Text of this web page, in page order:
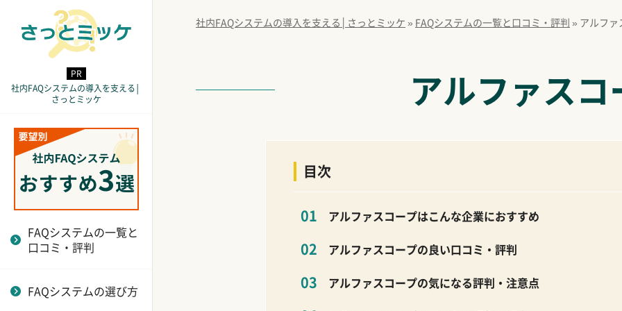
社内FAQシステムの導入を支える│
さっとミッケ
FAQシステムの一覧と
口コミ・評判
FAQPlus
FastAnswer
さっとFAQ
ヘルプドッグ
ふれあいコンシェルジ
FAQシステムの選び方
FAQシステムの選び方
と重要ポイント
検索機能の精度が高い
か
FAQシステムはメンテ
ナンス性が重要！運用
の手間を減らす選び方
FAQシステムのAPI連
向け
コールセンター向け
社内バックオフィス向
け
インフラ業界
ヘルスケア業界
建設業界
交通機関
不動産業界
ムの違い
FAQシステムの失敗例
と成功例
FAQシステムとチャッ
トボットの違い
FAQシステムのセキュ
FAQシステムの運用体
分析機能
社内FAQシステムの導入を支える│さっとミッケ » FAQシステムの一覧と口コミ・評判 » アルファ
アルファスコ
目次
アルファスコープはこんな企業におすすめ
アルファスコープの良い口コミ・評判
アルファスコープの気になる評判・注意点